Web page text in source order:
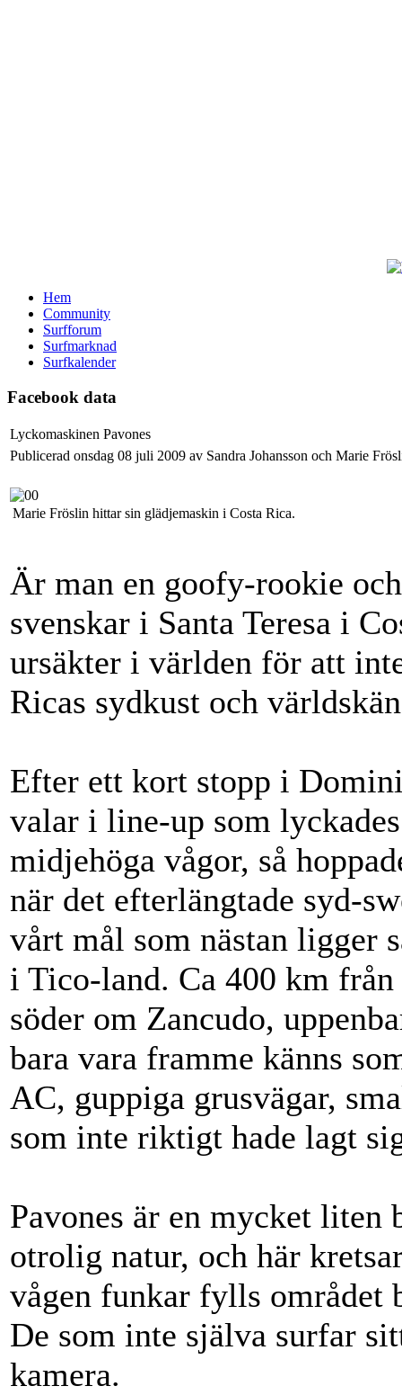
Hem
Community
Surfforum
Surfmarknad
Surfkalender
Facebook data
Lyckomaskinen Pavones
Publicerad onsdag 08 juli 2009 av Sandra Johansson och Marie
Marie Fröslin hittar sin glädjemaskin i Costa Rica.
Är man en goofy-rookie
svenskar i Santa Teresa i
ursäkter i världen för att
Ricas sydkust och
Efter ett kort stopp i
valar i line-up som
midjehöga vågor, så
när det efterlängtade syd-
vårt mål som nästan ligger
i Tico-land. Ca 400 km från
söder om Zancudo,
bara vara framme känns
AC, guppiga grusvägar,
som inte riktigt hade lagt
Pavones är en mycket
otrolig natur, och här
vågen funkar fylls området
De som inte själva surfar
kamera.